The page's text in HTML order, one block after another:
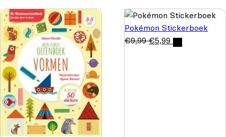
Pokémon Stickerboek
€9,99 €5,99